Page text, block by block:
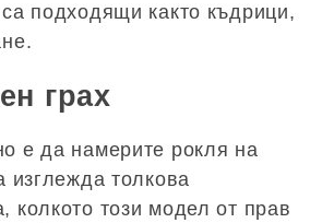
подходящи както къдрици,
грах
е да намерите рокля на
изглежда толкова
колкото този модел от прав